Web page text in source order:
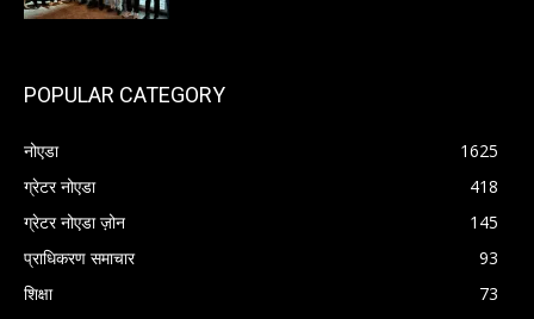
POPULAR CATEGORY
नोएडा
1625
ग्रेटर नोएडा
418
ग्रेटर नोएडा ज़ोन
145
प्राधिकरण समाचार
93
शिक्षा
73